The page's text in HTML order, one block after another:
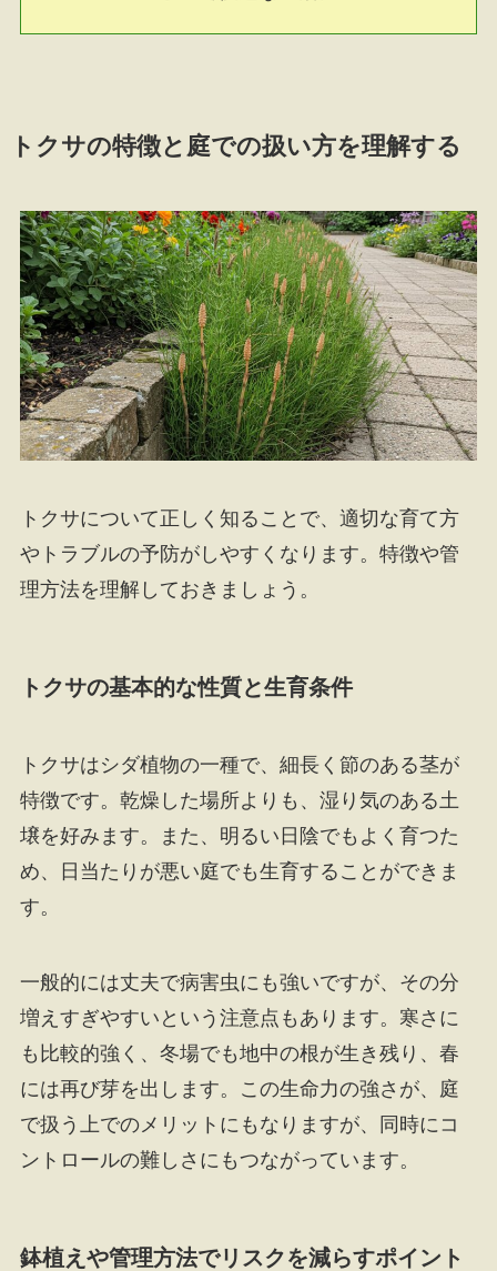
トクサの特徴と庭での扱い方を理解する
トクサについて正しく知ることで、適切な育て方
やトラブルの予防がしやすくなります。特徴や管
理方法を理解しておきましょう。
トクサの基本的な性質と生育条件
トクサはシダ植物の一種で、細長く節のある茎が
特徴です。乾燥した場所よりも、湿り気のある土
壌を好みます。また、明るい日陰でもよく育つた
め、日当たりが悪い庭でも生育することができま
す。
一般的には丈夫で病害虫にも強いですが、その分
増えすぎやすいという注意点もあります。寒さに
も比較的強く、冬場でも地中の根が生き残り、春
には再び芽を出します。この生命力の強さが、庭
で扱う上でのメリットにもなりますが、同時にコ
ントロールの難しさにもつながっています。
鉢植えや管理方法でリスクを減らすポイント